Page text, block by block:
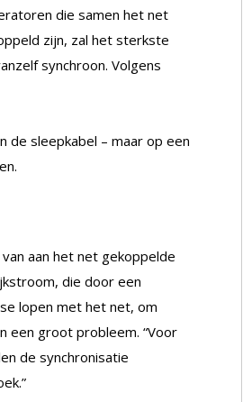
die samen het net
zijn, zal het sterkste
synchroon. Volgens
de sleepkabel – maar op een
aan het net gekoppelde
die door een
lopen met het net, om
een groot probleem. “Voor
de synchronisatie